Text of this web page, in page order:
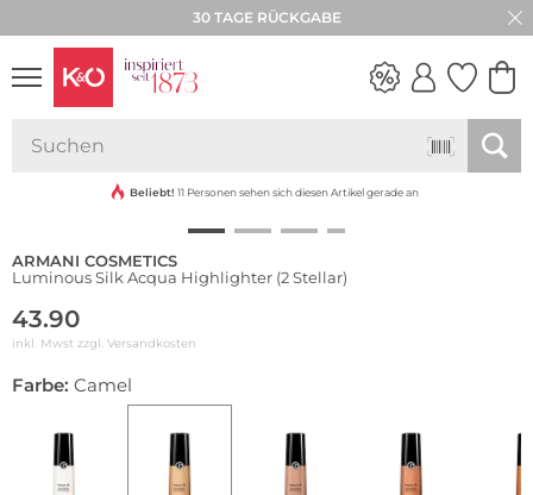
30 TAGE RÜCKGABE
VIBES
Beliebt! 11 Personen sehen sich diesen Artikel gerade an
ARMANI COSMETICS
Luminous Silk Acqua Highlighter (2 Stellar)
43.90
inkl. Mwst zzgl. Versandkosten
Farbe: Camel